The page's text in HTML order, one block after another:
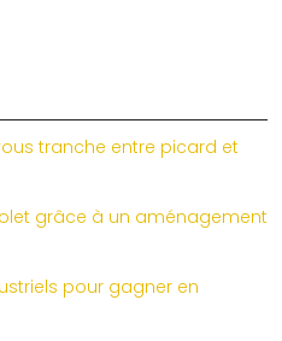
tranche entre picard et
grâce à un aménagement
pour gagner en